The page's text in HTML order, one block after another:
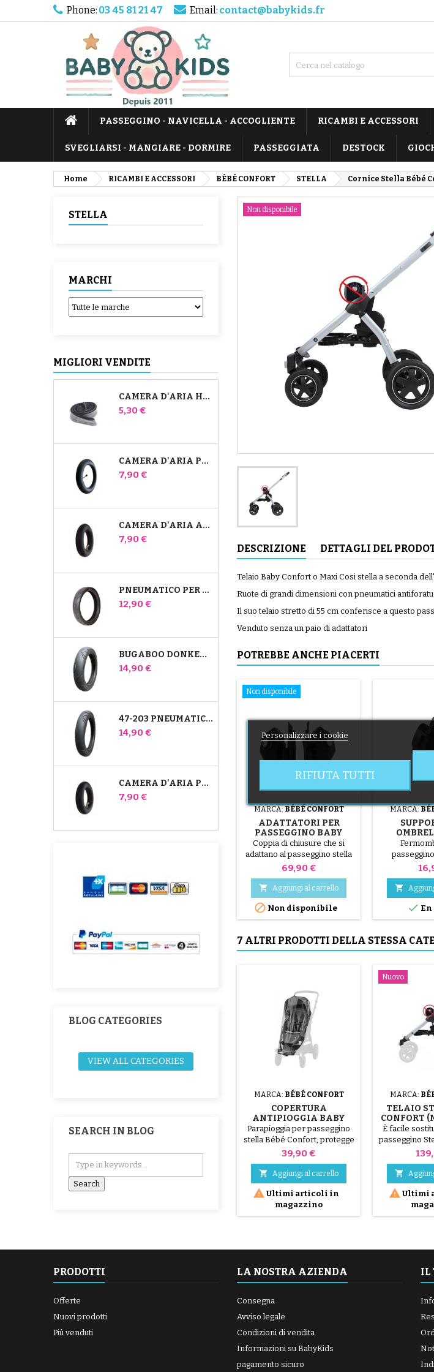
Phone: 03 45 81 21 47 Email: contact@babykids.fr
PASSEGGINO - NAVICELLA - ACCOGLIENTE RICAMBI E ACCESSORI
SVEGLIARSI - MANGIARE - DORMIRE PASSEGGIATA DESTOCK
Home RICAMBI E ACCESSORI BÉBÉ CONFORT STELLA Cornice Stella Bébé
STELLA
MARCHI
MIGLIORI VENDITE
CAMERA D'ARIA HIGH TREK BÉBÉ CONFORT
Prezzo
5,30 €
CAMERA D'ARIA PER PASSEGGINO JANÉ SLALOM PRO E POWERTWIN
Prezzo
7,90 €
CAMERA D'ARIA ANTERIORE DEL PASSEGGINO BUGABOO DONKEY
Prezzo
7,90 €
PNEUMATICO PER PASSEGGINO JANÉ SLALOM PRO E POWERTWIN
Prezzo
12,90 €
BUGABOO DONKEY 39X177 PNEUMATICO COMPATIBILE PER PASSEGGINO - PER RUOTA ANTERIORE
Prezzo
14,90 €
47-203 PNEUMATICO COMPATIBILE CON IL PASSEGGINO BUGABOO DONKEY - PER RUOTA POSTERIORE
Prezzo
14,90 €
CAMERA D'ARIA POSTERIORE WHIZ RED CASTLE
Prezzo
7,90 €
BLOG CATEGORIES
VIEW ALL CATEGORIES
SEARCH IN BLOG
Non disponibile
DESCRIZIONE DETTAGLI DEL
Telaio Baby Confort o Maxi Cosi stella a seconda
Ruote di grandi dimensioni con pneumatici
Il suo telaio stretto di 55 cm conferisce a questo
Venduto senza un paio di adattatori
POTREBBE ANCHE PIACERTI
Non disponibile
MARCA:BÉBÉ CONFORT
ADATTATORI PER
PASSEGGINO BABY
CONFORT STELLA
Coppia di chiusure che si
adattano al passeggino stella
Bébé Confort
Prezzo
69,90 €
 Aggiungi al carrello
 Non disponibile
MARCA:
Confort,
montare

 En
7 ALTRI PRODOTTI DELLA STESSA
MARCA: BÉBÉ CONFORT
COPERTURA
ANTIPIOGGIA BABY
CONFORT STELLA
Parapioggia per passeggino
stella Bébé Confort, protegge
il bambino anche durante le
passeggiate sotto la pioggia!
Prezzo
39,90 €
 Aggiungi al carrello
 Ultimi articoli in
magazzino
Nuovo
MARCA:
TELAIO
CONFORT
TELAIO
È facile
passeggino
accessori?
originale
(Maxi-Cosi) è
la soluzione
dare nuova
passeggino
è
adattatori.

 Ultimi
PRODOTTI
Offerte
Nuovi prodotti
Più venduti
LA NOSTRA AZIENDA
Consegna
Avviso legale
Condizioni di vendita
Informazioni su BabyKids
pagamento sicuro
IL
Personalizzare i cookie
RIFIUTA TUTTI